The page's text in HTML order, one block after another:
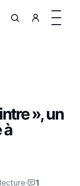
», un
à
· 1